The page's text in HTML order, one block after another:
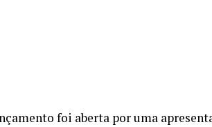
foi aberta por uma